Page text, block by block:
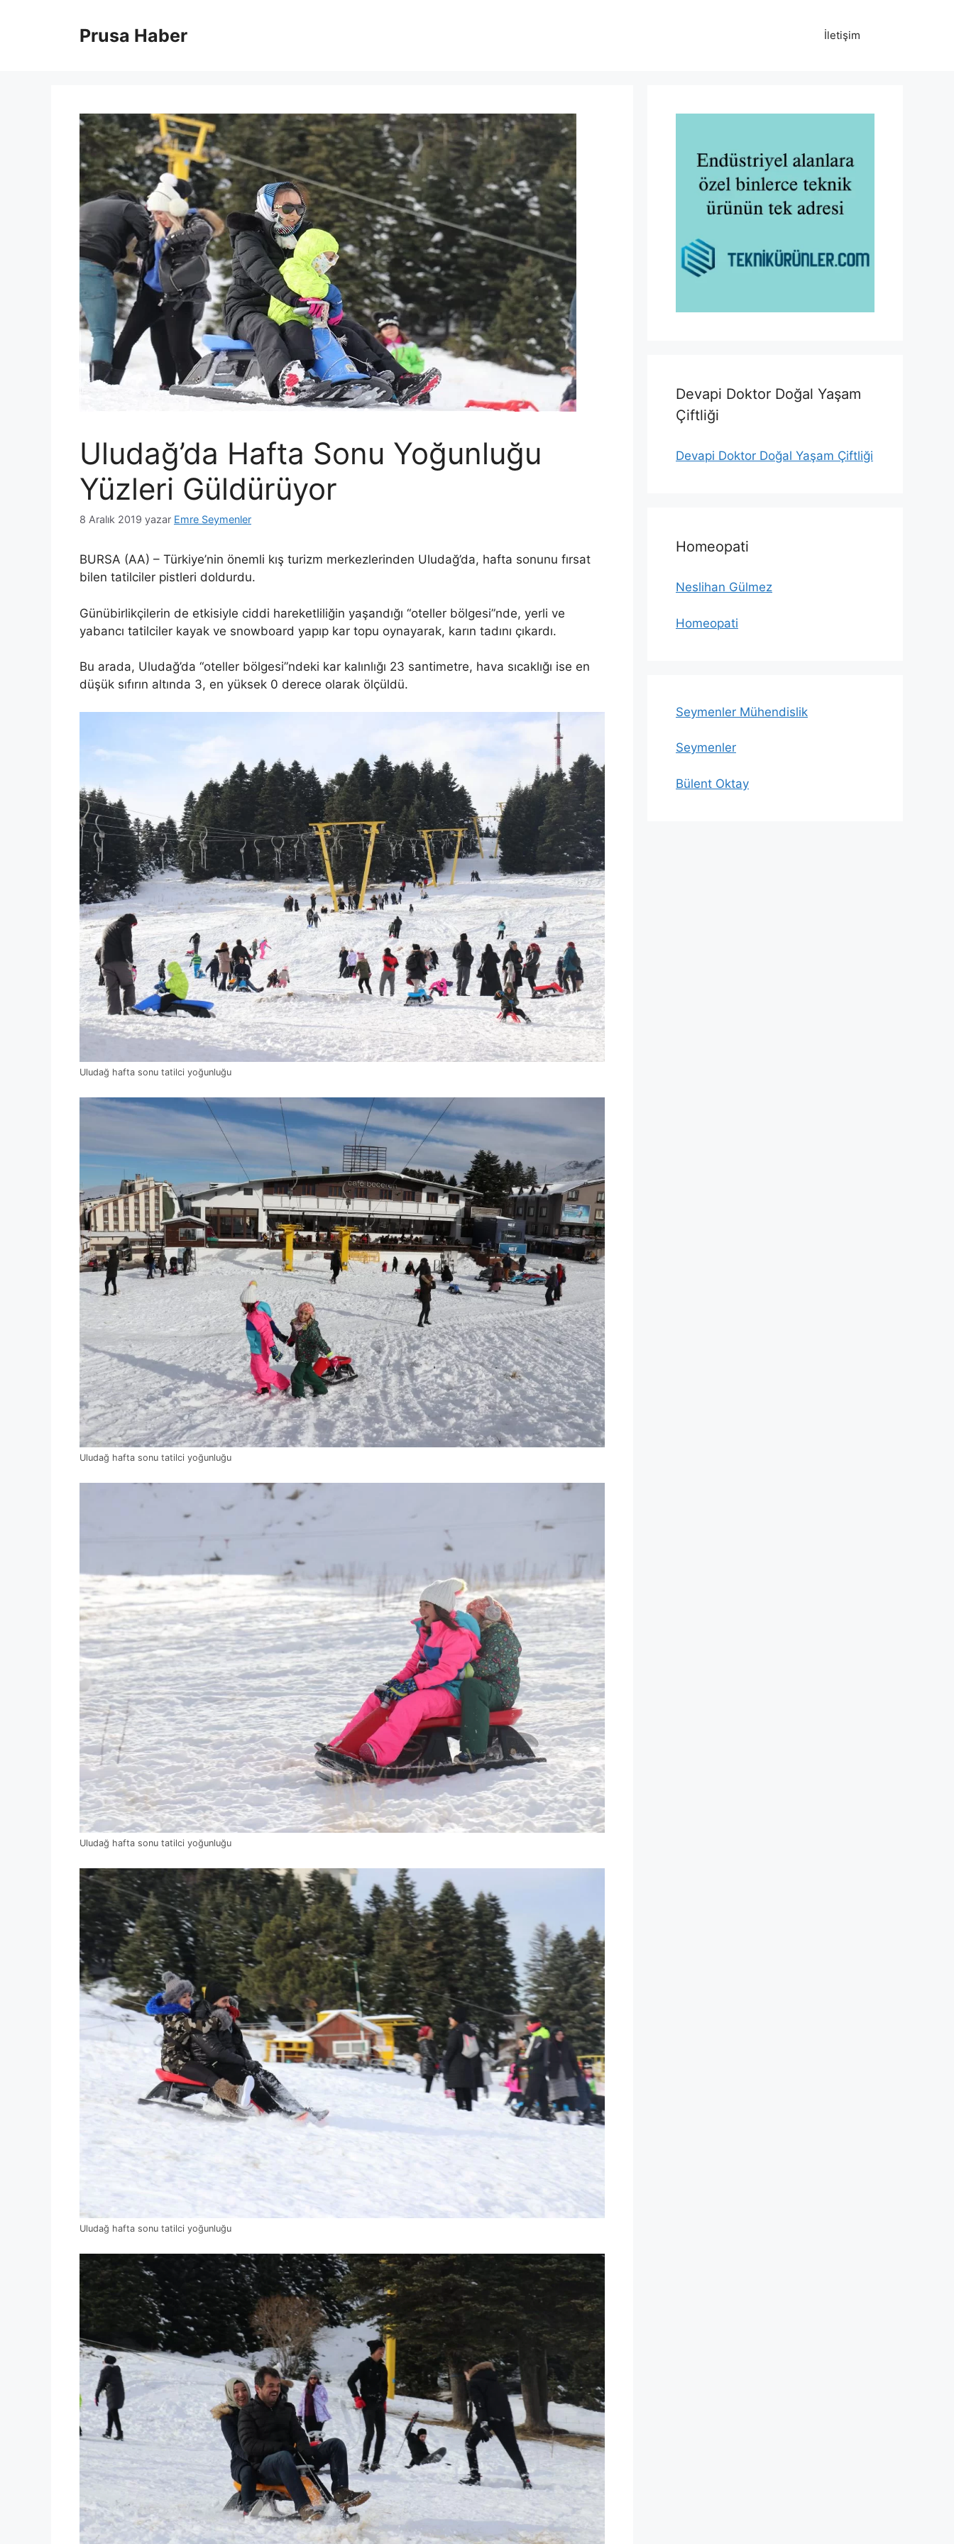
Prusa Haber İletişim
Uludağ’da Hafta Sonu Yoğunluğu
Yüzleri Güldürüyor
8 Aralık 2019 yazar Emre Seymenler
BURSA (AA) – Türkiye’nin önemli kış turizm merkezlerinden Uludağ’da, hafta sonunu fırsat
bilen tatilciler pistleri doldurdu.
Günübirlikçilerin de etkisiyle ciddi hareketliliğin yaşandığı “oteller bölgesi”nde, yerli ve
yabancı tatilciler kayak ve snowboard yapıp kar topu oynayarak, karın tadını çıkardı.
Bu arada, Uludağ’da “oteller bölgesi”ndeki kar kalınlığı 23 santimetre, hava sıcaklığı ise en
düşük sıfırın altında 3, en yüksek 0 derece olarak ölçüldü.
Uludağ hafta sonu tatilci yoğunluğu
Uludağ hafta sonu tatilci yoğunluğu
Uludağ hafta sonu tatilci yoğunluğu
Uludağ hafta sonu tatilci yoğunluğu
Devapi Doktor Doğal Yaşam
Çiftliği
Devapi Doktor Doğal Yaşam Çiftliği
Homeopati
Neslihan Gülmez
Homeopati
Seymenler Mühendislik
Seymenler
Bülent Oktay